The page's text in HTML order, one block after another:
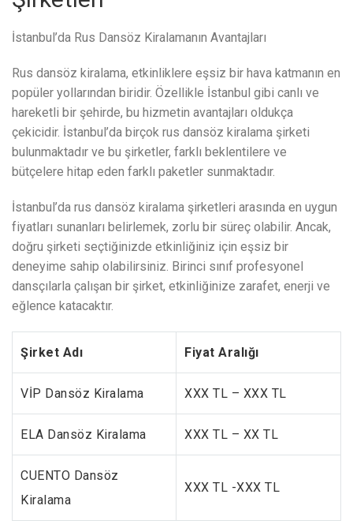
İstanbul’da Rus Dansöz Kiralamanın Avantajları
Rus dansöz kiralama, etkinliklere eşsiz bir hava katmanın en
popüler yollarından biridir. Özellikle İstanbul gibi canlı ve
hareketli bir şehirde, bu hizmetin avantajları oldukça
çekicidir. İstanbul’da birçok rus dansöz kiralama şirketi
bulunmaktadır ve bu şirketler, farklı beklentilere ve
bütçelere hitap eden farklı paketler sunmaktadır.
İstanbul’da rus dansöz kiralama şirketleri arasında en uygun
fiyatları sunanları belirlemek, zorlu bir süreç olabilir. Ancak,
doğru şirketi seçtiğinizde etkinliğiniz için eşsiz bir
deneyime sahip olabilirsiniz. Birinci sınıf profesyonel
dansçılarla çalışan bir şirket, etkinliğinize zarafet, enerji ve
eğlence katacaktır.
Şirket Adı Fiyat Aralığı
VİP Dansöz Kiralama XXX TL – XXX TL
ELA Dansöz Kiralama XXX TL – XX TL
CUENTO Dansöz
Kiralama
XXX TL -XXX TL